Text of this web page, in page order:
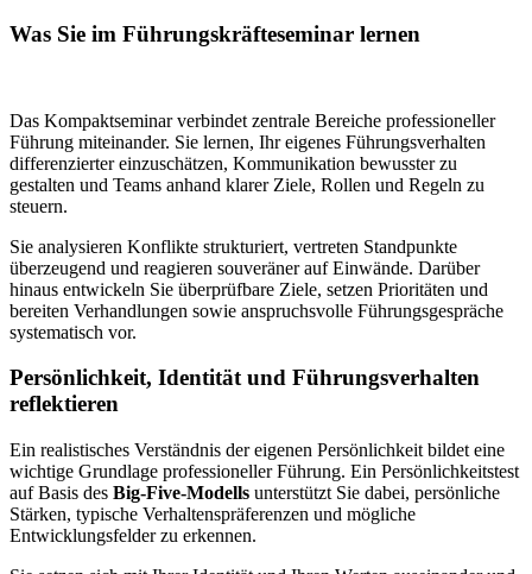
Was Sie im Führungskräfteseminar lernen
Das Kompaktseminar verbindet zentrale Bereiche professioneller
Führung miteinander. Sie lernen, Ihr eigenes Führungsverhalten
differenzierter einzuschätzen, Kommunikation bewusster zu
gestalten und Teams anhand klarer Ziele, Rollen und Regeln zu
steuern.
Sie analysieren Konflikte strukturiert, vertreten Standpunkte
überzeugend und reagieren souveräner auf Einwände. Darüber
hinaus entwickeln Sie überprüfbare Ziele, setzen Prioritäten und
bereiten Verhandlungen sowie anspruchsvolle Führungsgespräche
systematisch vor.
Persönlichkeit, Identität und Führungsverhalten
reflektieren
Ein realistisches Verständnis der eigenen Persönlichkeit bildet eine
wichtige Grundlage professioneller Führung. Ein Persönlichkeitstest
auf Basis des Big-Five-Modells unterstützt Sie dabei, persönliche
Stärken, typische Verhaltenspräferenzen und mögliche
Entwicklungsfelder zu erkennen.